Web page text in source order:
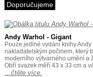
Doporučujeme
Andy Warhol - Gigant
Pouze jediné vydání knihy
nakladatelským počinem, který
moderního výtvarného umění a
Obří svazek měří 43 x 33 cm a
…čtěte více.